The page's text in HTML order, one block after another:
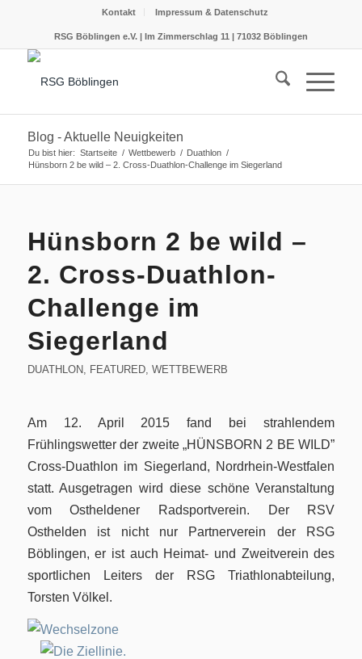
Kontakt Impressum & Datenschutz
RSG Böblingen e.V. | Im Zimmerschlag 11 | 71032 Böblingen
Blog - Aktuelle Neuigkeiten
Du bist hier: Startseite / Wettbewerb / Duathlon /
Hünsborn 2 be wild – 2. Cross-Duathlon-Challenge im Siegerland
Hünsborn 2 be wild –
2. Cross-Duathlon-
Challenge im
Siegerland
DUATHLON, FEATURED, WETTBEWERB
Am 12. April 2015 fand bei strahlendem
Frühlingswetter der zweite „HÜNSBORN 2 BE WILD”
Cross-Duathlon im Siegerland, Nordrhein-Westfalen
statt. Ausgetragen wird diese schöne Veranstaltung
vom Ostheldener Radsportverein. Der RSV
Osthelden ist nicht nur Partnerverein der RSG
Böblingen, er ist auch Heimat- und Zweitverein des
sportlichen Leiters der RSG Triathlonabteilung,
Torsten Völkel.